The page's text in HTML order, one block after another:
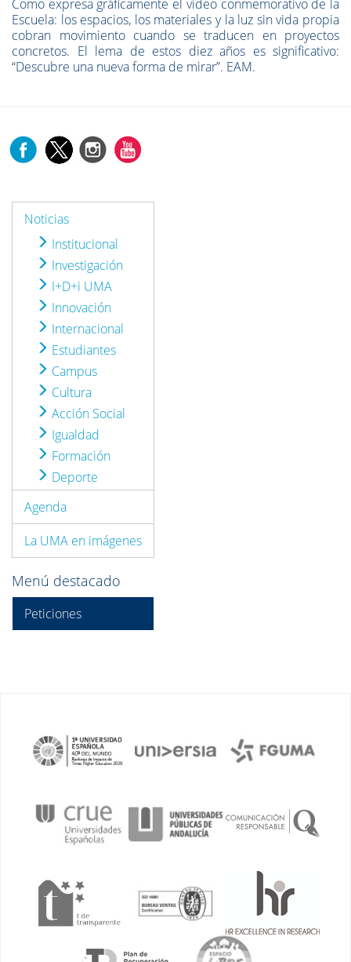
Como expresa gráficamente el vídeo conmemorativo de la
Escuela: los espacios, los materiales y la luz sin vida propia
cobran movimiento cuando se traducen en proyectos
concretos. El lema de estos diez años es significativo:
“Descubre una nueva forma de mirar”. EAM.
Noticias
Institucional
Investigación
I+D+i UMA
Innovación
Internacional
Estudiantes
Campus
Cultura
Acción Social
Igualdad
Formación
Deporte
Agenda
La UMA en imágenes
Menú destacado
Peticiones